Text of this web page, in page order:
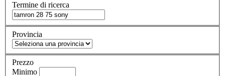
Termine di ricerca
Provincia
Prezzo
Minimo